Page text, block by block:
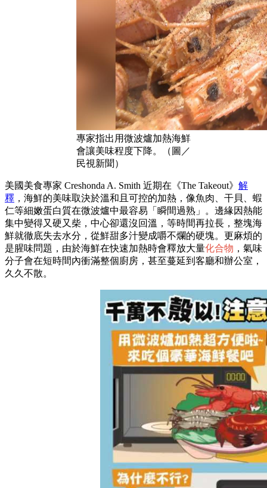
專家指出用微波爐加熱海鮮
會讓美味程度下降。（圖／
民視新聞）
美國美食專家 Creshonda A. Smith 近期在《The Takeout》 解
釋 ，海鮮的美味取決於溫和且可控的加熱，像魚肉、干貝、蝦
仁等細嫩蛋白質在微波爐中最容易「瞬間過熟」。邊緣因熱能
集中變得又硬又柴，中心卻還沒回溫，等時間再拉長，整塊海
鮮就徹底失去水分，從鮮甜多汁變成嚼不爛的硬塊。更麻煩的
是腥味問題，由於海鮮在快速加熱時會釋放大量化合物 ，氣味
分子會在短時間內衝滿整個廚房，甚至蔓延到客廳和辦公室，
久久不散。